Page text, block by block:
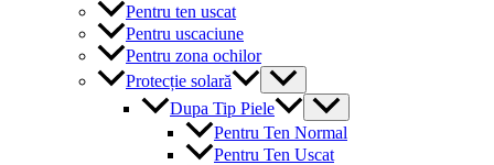
Pentru ten uscat
Pentru uscaciune
Pentru zona ochilor
Protecție solară
Menu
Toggle
Dupa Tip Piele
Menu
Toggle
Pentru Ten Normal
Pentru Ten Uscat